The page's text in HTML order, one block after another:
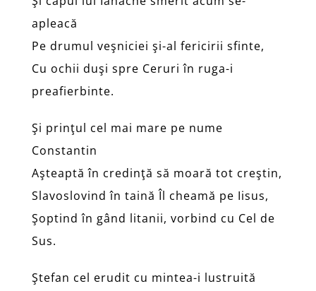
apleacă
Pe drumul veşniciei şi-al fericirii sfinte,
Cu ochii duşi spre Ceruri în ruga-i
preafierbinte.
Şi prinţul cel mai mare pe nume
Constantin
Aşteaptă în credinţă să moară tot creştin,
Slavoslovind în taină Îl cheamă pe Iisus,
Şoptind în gând litanii, vorbind cu Cel de
Sus.
Ştefan cel erudit cu mintea-i lustruită